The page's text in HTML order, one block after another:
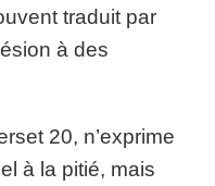
traduit par
à des
20, n’exprime
à la pitié, mais